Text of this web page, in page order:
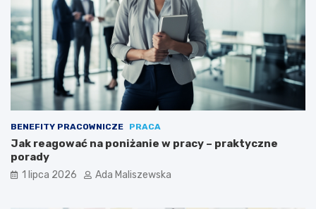
BENEFITY PRACOWNICZE PRACA
Jak reagować na poniżanie w pracy – praktyczne
porady
1 lipca 2026 Ada Maliszewska